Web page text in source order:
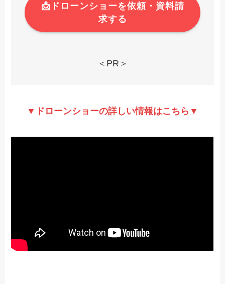
📩ドローンショーを依頼・資料請
求する
＜PR＞
▼ドローンショーの詳しい情報はこちら▼